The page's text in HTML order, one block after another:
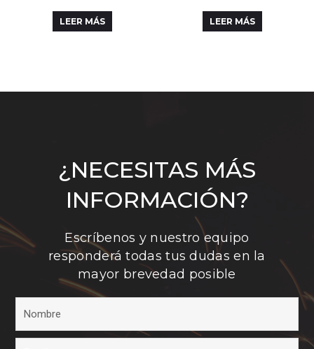
LEER MÁS LEER MÁS
¿NECESITAS MÁS
INFORMACIÓN?
Escríbenos y nuestro equipo
responderá todas tus dudas en la
mayor brevedad posible